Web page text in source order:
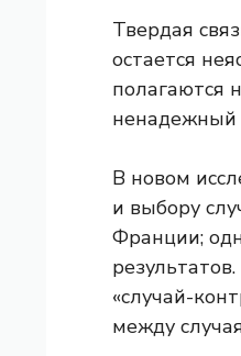
Твердая
остается
полагаются
ненадежный
В новом
и выбору
Франции;
«случай-
между